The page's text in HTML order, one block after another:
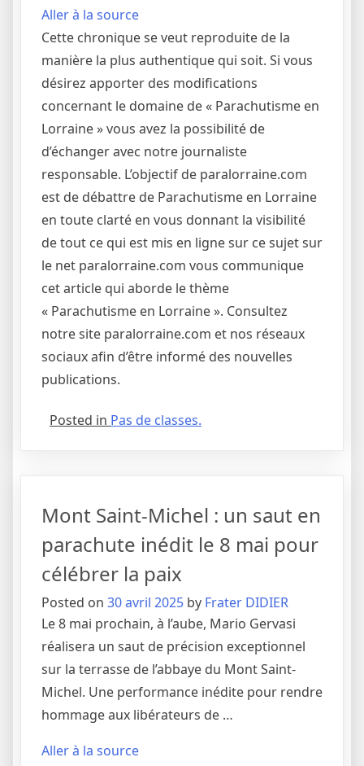
Aller à la source
Cette chronique se veut reproduite de la
manière la plus authentique qui soit. Si vous
désirez apporter des modifications
concernant le domaine de « Parachutisme en
Lorraine » vous avez la possibilité de
d’échanger avec notre journaliste
responsable. L’objectif de paralorraine.com
est de débattre de Parachutisme en Lorraine
en toute clarté en vous donnant la visibilité
de tout ce qui est mis en ligne sur ce sujet sur
le net paralorraine.com vous communique
cet article qui aborde le thème
« Parachutisme en Lorraine ». Consultez
notre site paralorraine.com et nos réseaux
sociaux afin d’être informé des nouvelles
publications.
Posted in Pas de classes.
Mont Saint-Michel : un saut en
parachute inédit le 8 mai pour
célébrer la paix
Posted on 30 avril 2025 by Frater DIDIER
Le 8 mai prochain, à l’aube, Mario Gervasi
réalisera un saut de précision exceptionnel
sur la terrasse de l’abbaye du Mont Saint-
Michel. Une performance inédite pour rendre
hommage aux libérateurs de …
Aller à la source